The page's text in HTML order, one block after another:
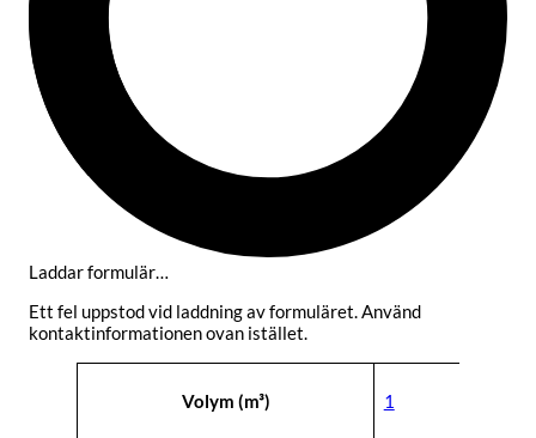
Laddar formulär…
Ett fel uppstod vid laddning av formuläret. Använd
kontaktinformationen ovan istället.
Volym (m³)
1